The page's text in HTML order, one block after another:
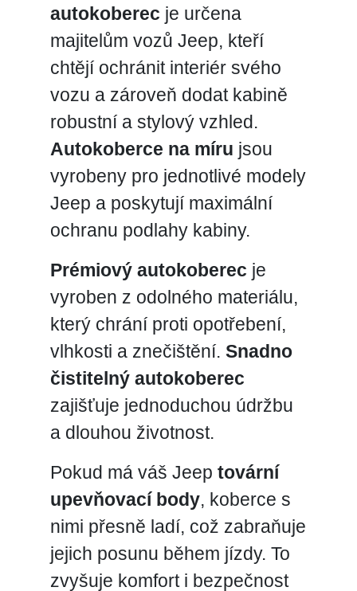
autokoberec je určena
majitelům vozů Jeep, kteří
chtějí ochránit interiér svého
vozu a zároveň dodat kabině
robustní a stylový vzhled.
Autokoberce na míru jsou
vyrobeny pro jednotlivé modely
Jeep a poskytují maximální
ochranu podlahy kabiny.
Prémiový autokoberec je
vyroben z odolného materiálu,
který chrání proti opotřebení,
vlhkosti a znečištění. Snadno
čistitelný autokoberec
zajišťuje jednoduchou údržbu
a dlouhou životnost.
Pokud má váš Jeep tovární
upevňovací body, koberce s
nimi přesně ladí, což zabraňuje
jejich posunu během jízdy. To
zvyšuje komfort i bezpečnost